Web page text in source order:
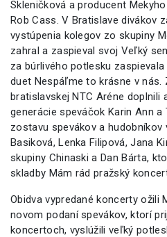
Skleničková a producent
Rob Cass. V Bratislave divákov
vystúpenia kolegov zo skupiny
zahral a zaspieval svoj Veľký
za búrlivého potlesku
duet Nespáľme to krásne v nás.
bratislavskej NTC Aréne doplnili
generácie speváčok Karin Ann a
zostavu spevákov a hudobníkov
Basiková, Lenka Filipová, Jana
skupiny Chinaski a Dan Bárta,
skladby Mám rád pražský
Obidva vypredané koncerty ožili
novom podaní spevákov, ktorí
koncertoch, vyslúžili veľký